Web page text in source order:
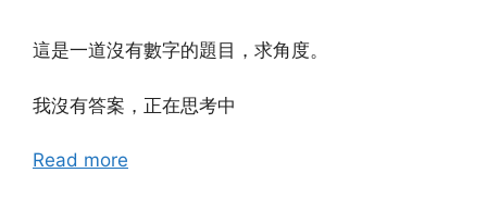
這是一道沒有數字的題目，求角度。
我沒有答案，正在思考中
Read more